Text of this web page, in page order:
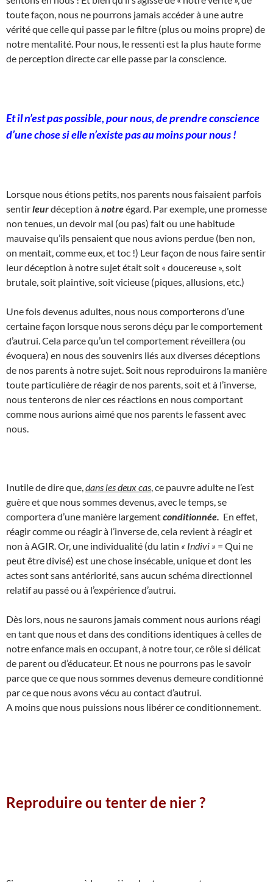
toute façon, nous ne pourrons jamais accéder à une autre
vérité que celle qui passe par le filtre (plus ou moins propre) de
notre mentalité. Pour nous, le ressenti est la plus haute forme
de perception directe car elle passe par la conscience.
Et il n’est pas possible, pour nous, de prendre conscience
d’une chose si elle n’existe pas au moins pour nous !
Lorsque nous étions petits, nos parents nous faisaient parfois
sentirleurdéception ànotreégard. Par exemple, une promesse
non tenues, un devoir mal (ou pas) fait ou une habitude
mauvaise qu’ils pensaient que nous avions perdue (ben non,
on mentait, comme eux, et toc !) Leur façon de nous faire sentir
leur déception à notre sujet était soit « doucereuse », soit
brutale, soit plaintive, soit vicieuse (piques, allusions, etc.)
Une fois devenus adultes, nous nous comporterons d’une
certaine façon lorsque nous serons déçu par le comportement
d’autrui. Cela parce qu’un tel comportement réveillera (ou
évoquera) en nous des souvenirs liés aux diverses déceptions
de nos parents à notre sujet. Soit nous reproduirons la manière
toute particulière de réagir de nos parents, soit et à l’inverse,
nous tenterons de nier ces réactions en nous comportant
comme nous aurions aimé que nos parents le fassent avec
nous.
Inutile de dire que, dans les deux cas , ce pauvre adulte ne l’est
guère et que nous sommes devenus, avec le temps, se
comportera d’une manière largementconditionnée. En effet,
réagir comme ou réagir à l’inverse de, cela revient à réagir et
non à AGIR. Or, une individualité (du latin « Indivi » = Qui ne
peut être divisé) est une chose insécable, unique et dont les
actes sont sans antériorité, sans aucun schéma directionnel
relatif au passé ou à l’expérience d’autrui.
Dès lors, nous ne saurons jamais comment nous aurions réagi
en tant que nous et dans des conditions identiques à celles de
notre enfance mais en occupant, à notre tour, ce rôle si délicat
de parent ou d’éducateur. Et nous ne pourrons pas le savoir
parce que ce que nous sommes devenus demeure conditionné
par ce que nous avons vécu au contact d’autrui.
A moins que nous puissions nous libérer ce conditionnement.
Reproduire ou tenter de nier ?